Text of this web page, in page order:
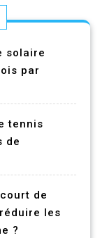
solaire
par
tennis
de
de
les
?